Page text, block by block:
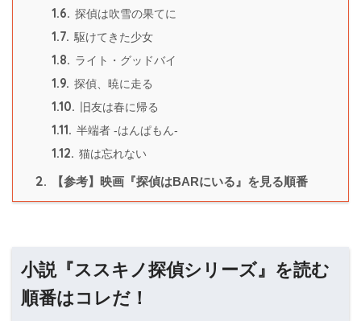
1.6. 探偵は吹雪の果てに
1.7. 駆けてきた少女
1.8. ライト・グッドバイ
1.9. 探偵、暁に走る
1.10. 旧友は春に帰る
1.11. 半端者 -はんぱもん-
1.12. 猫は忘れない
2. 【参考】映画『探偵はBARにいる』を見る順番
小説『ススキノ探偵シリーズ』を読む
順番はコレだ！